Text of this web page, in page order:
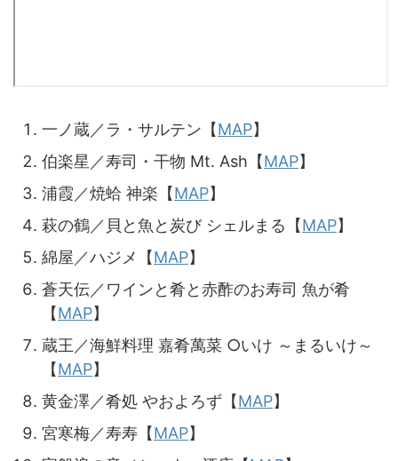
一ノ蔵／ラ・サルテン【MAP】
伯楽星／寿司・干物 Mt. Ash【MAP】
浦霞／焼蛤 神楽【MAP】
萩の鶴／貝と魚と炭び シェルまる【MAP】
綿屋／ハジメ【MAP】
蒼天伝／ワインと肴と赤酢のお寿司 魚が肴
【MAP】
蔵王／海鮮料理 嘉肴萬菜 ○いけ ～まるいけ～
【MAP】
黄金澤／肴処 やおよろず【MAP】
宮寒梅／寿寿【MAP】